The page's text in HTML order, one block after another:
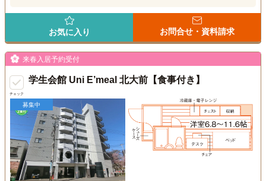
お気に入り お問合せ・資料請求
チェック
来春入居予約受付
学生会館 Uni E’meal 北大前【食事付き】
募集中